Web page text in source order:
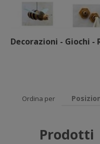
Decorazioni - Giochi -
Ordina per
Prodotti